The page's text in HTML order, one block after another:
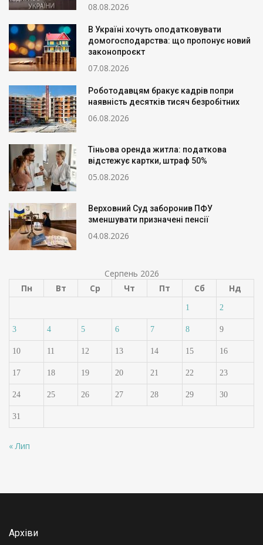
08.08.2026
В Україні хочуть оподатковувати
домогосподарства: що пропонує новий
законопроєкт
07.08.2026
Роботодавцям бракує кадрів попри
наявність десятків тисяч безробітних
06.08.2026
Тіньова оренда житла: податкова
відстежує картки, штраф 50%
05.08.2026
Верховний Суд заборонив ПФУ
зменшувати призначені пенсії
04.08.2026
Серпень 2026
Пн
Вт Ср Чт Пт Сб Нд
1 2
3 4 5 6 7 8 9
10 11 12 13 14 15 16
17 18 19 20 21 22 23
24 25 26 27 28 29 30
31
« Лип
Архіви